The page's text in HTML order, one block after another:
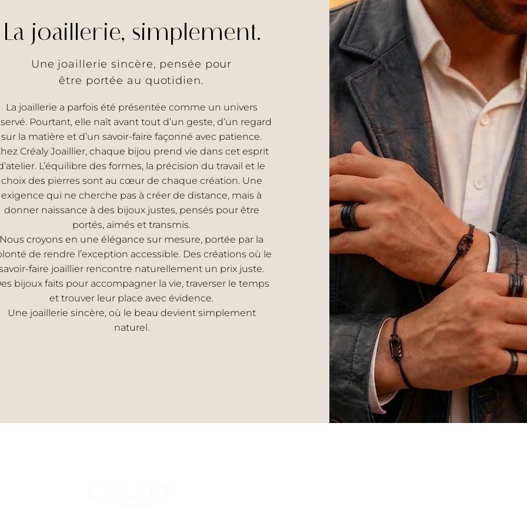
La joaillerie, simplement.
Une joaillerie sincère, pensée pour
être portée au quotidien.
La joaillerie a parfois été présentée comme un univers
Pourtant, elle naît avant tout d’un geste, d’un regard
sur la matière et d’un savoir-faire façonné avec patience.
Créaly Joaillier, chaque bijou prend vie dans cet esprit
L’équilibre des formes, la précision du travail et le
choix des pierres sont au cœur de chaque création. Une
exigence qui ne cherche pas à créer de distance, mais à
donner naissance à des bijoux justes, pensés pour être
portés, aimés et transmis.
Nous croyons en une élégance sur mesure, portée par la
de rendre l’exception accessible. Des créations où le
faire joaillier rencontre naturellement un prix juste.
bijoux faits pour accompagner la vie, traverser le temps
et trouver leur place avec évidence.
Une joaillerie sincère, où le beau devient simplement
naturel.